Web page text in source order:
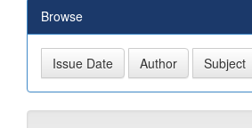
Browse